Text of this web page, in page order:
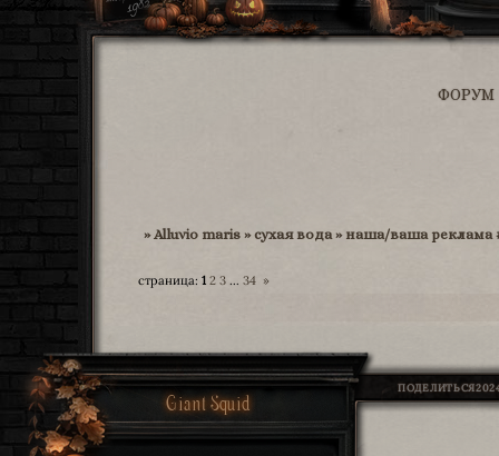
свет
шрамы
всю
два
ФОРУМ
»Alluvio maris »сухая вода » наша/ваша реклама
страница: 1 2 3 … 34 »
ПОДЕЛИТЬСЯ
Giant Squid